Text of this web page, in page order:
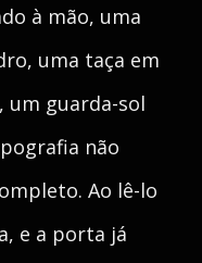
à mão, uma
uma taça em
um guarda-sol
não
Ao lê-lo
e a porta já